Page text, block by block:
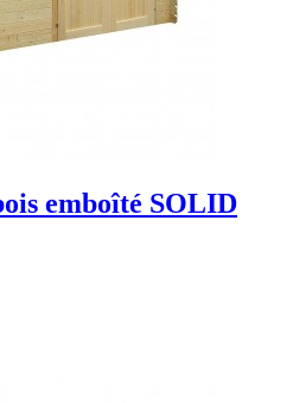
emboîté SOLID